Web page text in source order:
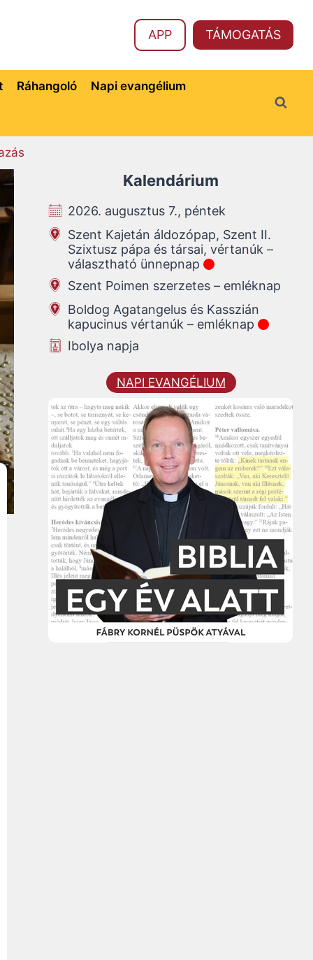
APP TÁMOGATÁS
Ráhangoló Napi evangélium
Kalendárium
2026. augusztus 7., péntek
Szent Kajetán áldozópap, Szent II.
Szixtusz pápa és társai, vértanúk –
választható ünnepnap
Szent Poimen szerzetes – emléknap
Boldog Agatangelus és Kasszián
kapucinus vértanúk – emléknap
Ibolya napja
NAPI EVANGÉLIUM